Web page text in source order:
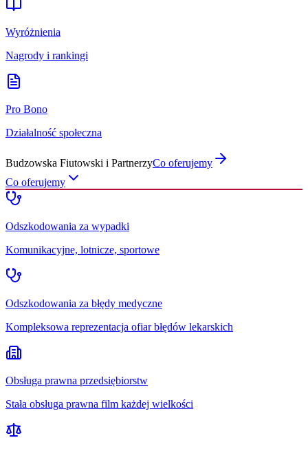
Wyróżnienia
Nagrody i rankingi
Pro Bono
Działalność społeczna
Budzowska Fiutowski i PartnerzyCo oferujemy
Co oferujemy
Odszkodowania za wypadki
Komunikacyjne, lotnicze, sportowe
Odszkodowania za błędy medyczne
Kompleksowa reprezentacja ofiar błędów lekarskich
Obsługa prawna przedsiębiorstw
Stała obsługa prawna film każdej wielkości